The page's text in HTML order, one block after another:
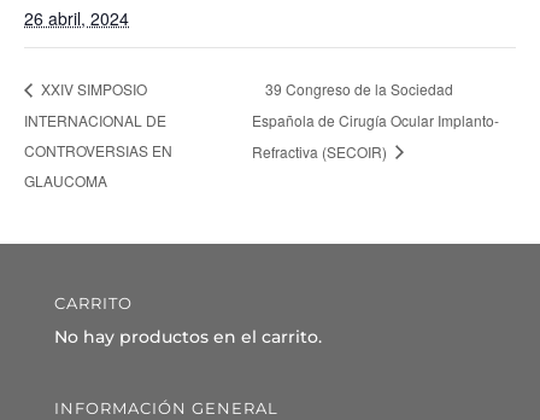
26 abril, 2024
XXIV SIMPOSIO
INTERNACIONAL DE
CONTROVERSIAS EN
GLAUCOMA
39 Congreso de la Sociedad
Española de Cirugía Ocular Implanto-
Refractiva (SECOIR)
CARRITO
No hay productos en el carrito.
INFORMACIÓN GENERAL